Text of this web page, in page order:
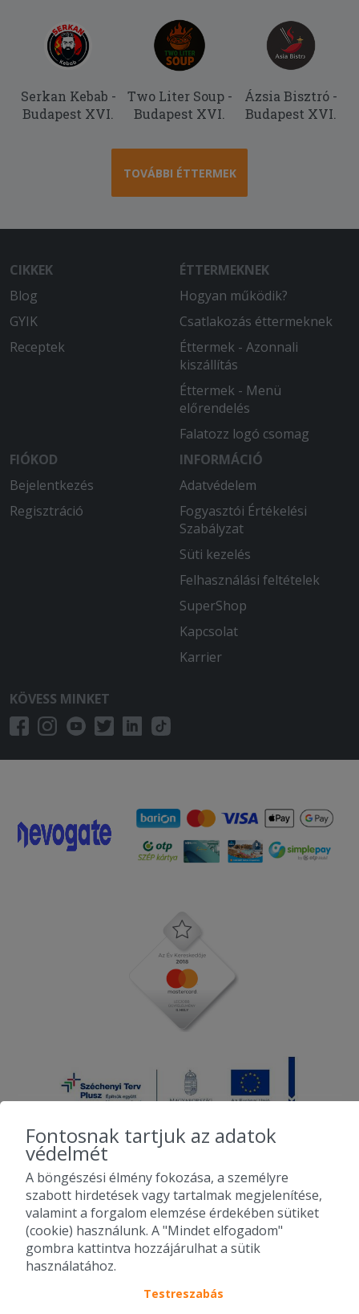
Serkan Kebab -
Budapest XVI.
Two Liter Soup -
Budapest XVI.
Ázsia Bisztró -
Budapest XVI.
TOVÁBBI ÉTTERMEK
CIKKEK
Blog
GYIK
Receptek
ÉTTERMEKNEK
Hogyan működik?
Csatlakozás éttermeknek
Éttermek - Azonnali
kiszállítás
Éttermek - Menü
előrendelés
Falatozz logó csomag
FIÓKOD
Bejelentkezés
Regisztráció
INFORMÁCIÓ
Adatvédelem
Fogyasztói Értékelési
Szabályzat
Süti kezelés
Felhasználási feltételek
SuperShop
Kapcsolat
Karrier
KÖVESS MINKET
2010-2026 Copyright - Falatozz.hu - Diston-line Kft.
Pizza, gyros, hamburger, menük kedvező áron, egy helyen az összes
étterem ajánlata.
Fontosnak tartjuk az adatok
védelmét
A böngészési élmény fokozása, a személyre
szabott hirdetések vagy tartalmak megjelenítése,
valamint a forgalom elemzése érdekében sütiket
(cookie) használunk. A "Mindet elfogadom"
gombra kattintva hozzájárulhat a sütik
használatához.
Testreszabás